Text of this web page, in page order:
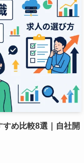
め比較8選｜自社開